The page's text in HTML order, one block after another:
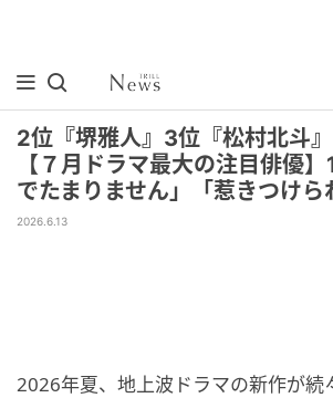
2位『堺雅人』3位『松村北斗
【７月ドラマ最大の注目俳優
でたまりません」「惹きつけら
2026.6.13
2026年夏、地上波ドラマの新作が続